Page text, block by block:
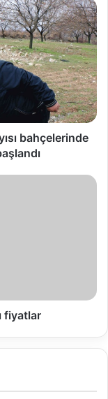
bahçelerinde
fiyatlar